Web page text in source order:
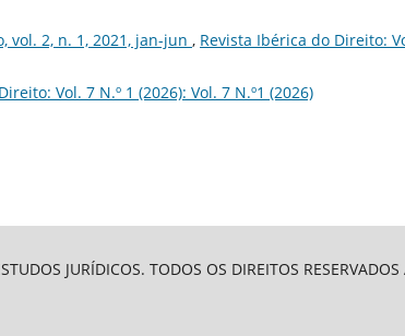
vol. 2, n. 1, 2021, jan-jun , Revista Ibérica do Direito:
Vol. 7 N.º 1 (2026): Vol. 7 N.º1 (2026)
JURÍDICOS. TODOS OS DIREITOS